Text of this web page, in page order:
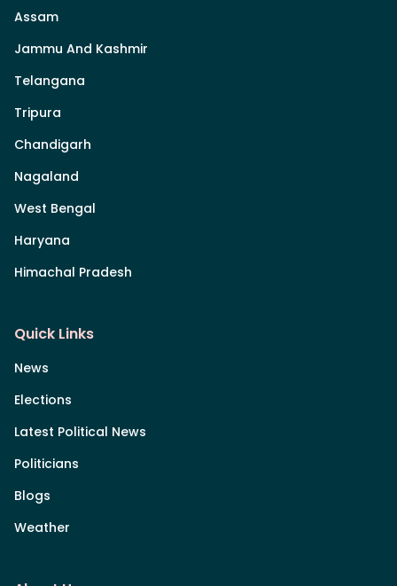
Assam
Jammu And Kashmir
Telangana
Tripura
Chandigarh
Nagaland
West Bengal
Haryana
Himachal Pradesh
Quick Links
News
Elections
Latest Political News
Politicians
Blogs
Weather